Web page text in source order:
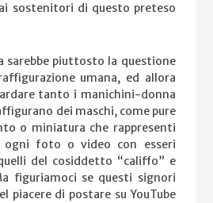
sostenitori di questo preteso
sarebbe piuttosto la questione
umana, ed allora
tanto i manichini-donna
dei maschi, come pure
o miniatura che rappresenti
ogni foto o video con esseri
del cosiddetto “califfo” e
figuriamoci se questi signori
piacere di postare su YouTube